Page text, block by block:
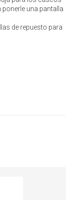
una pantalla
de repuesto para